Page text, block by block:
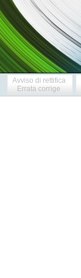
Avviso di rettifica
Errata corrige